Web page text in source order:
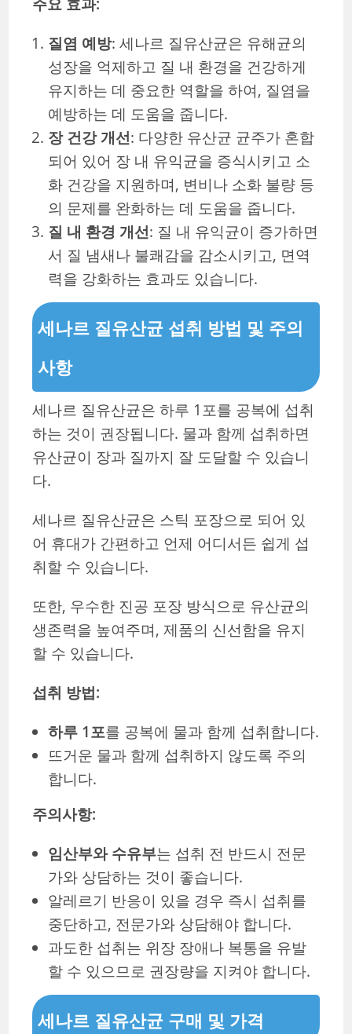
질염 예방: 세나르 질유산균은 유해균의
성장을 억제하고 질 내 환경을 건강하게
유지하는 데 중요한 역할을 하여, 질염을
예방하는 데 도움을 줍니다.
장 건강 개선: 다양한 유산균 균주가 혼합
되어 있어 장 내 유익균을 증식시키고 소
화 건강을 지원하며, 변비나 소화 불량 등
의 문제를 완화하는 데 도움을 줍니다.
질 내 환경 개선: 질 내 유익균이 증가하면
서 질 냄새나 불쾌감을 감소시키고, 면역
력을 강화하는 효과도 있습니다.
세나르 질유산균 섭취 방법 및 주의
사항
세나르 질유산균은 하루 1포를 공복에 섭취
하는 것이 권장됩니다. 물과 함께 섭취하면
유산균이 장과 질까지 잘 도달할 수 있습니
다.
세나르 질유산균은 스틱 포장으로 되어 있
어 휴대가 간편하고 언제 어디서든 쉽게 섭
취할 수 있습니다.
또한, 우수한 진공 포장 방식으로 유산균의
생존력을 높여주며, 제품의 신선함을 유지
할 수 있습니다.
섭취 방법:
하루 1포를 공복에 물과 함께 섭취합니다.
뜨거운 물과 함께 섭취하지 않도록 주의
합니다.
주의사항:
임산부와 수유부는 섭취 전 반드시 전문
가와 상담하는 것이 좋습니다.
알레르기 반응이 있을 경우 즉시 섭취를
중단하고, 전문가와 상담해야 합니다.
과도한 섭취는 위장 장애나 복통을 유발
할 수 있으므로 권장량을 지켜야 합니다.
세나르 질유산균 구매 및 가격